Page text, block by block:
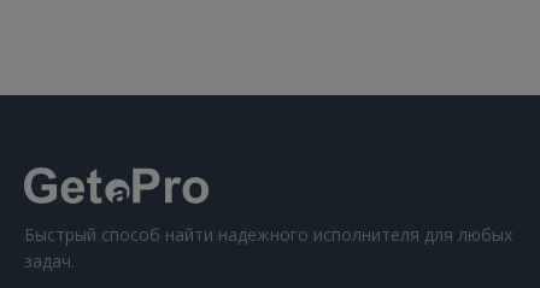
Быстрый способ найти надежного исполнителя для любых
задач.